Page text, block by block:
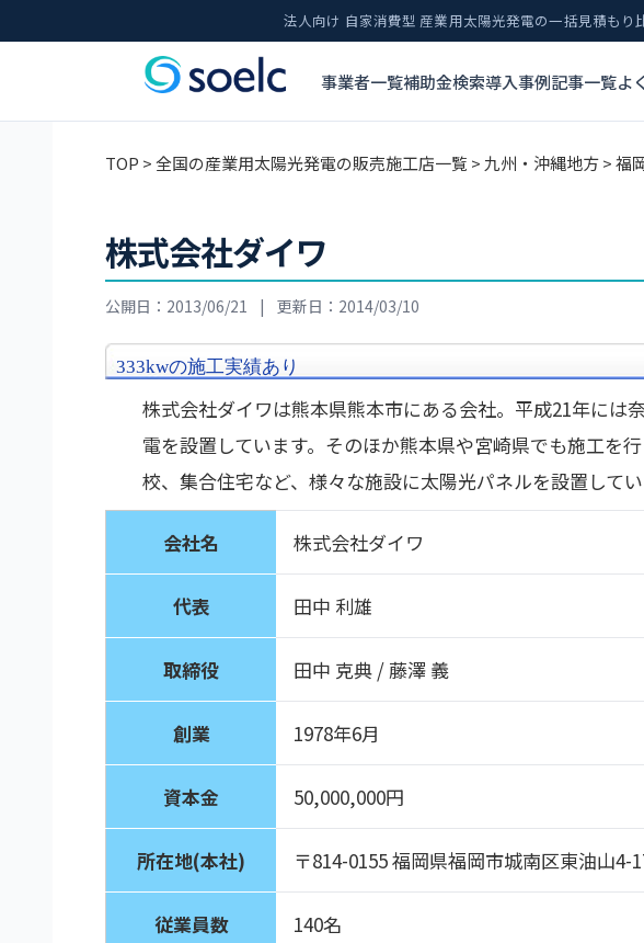
法人向け 自家消費型 産業用太陽光発電の一括見積もり
事業者一覧補助金検索導入事例記事一覧よ
TOP >全国の産業用太陽光発電の販売施工店一覧 > 九州・沖縄地方>福
株式会社ダイワ
公開日：2013/06/21 | 更新日：2014/03/10
333kwの施工実績あり
株式会社ダイワは熊本県熊本市にある会社。平成21年には
電を設置しています。そのほか熊本県や宮崎県でも施工を
校、集合住宅など、様々な施設に太陽光パネルを設置してい
会社名 株式会社ダイワ
代表 田中 利雄
取締役 田中 克典 / 藤澤 義
創業 1978年6月
資本金 50,000,000円
所在地(本社) 〒814-0155 福岡県福岡市城南区東油山4-
従業員数 140名